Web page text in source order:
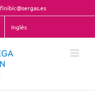
finibic@sergas.es
Inglés